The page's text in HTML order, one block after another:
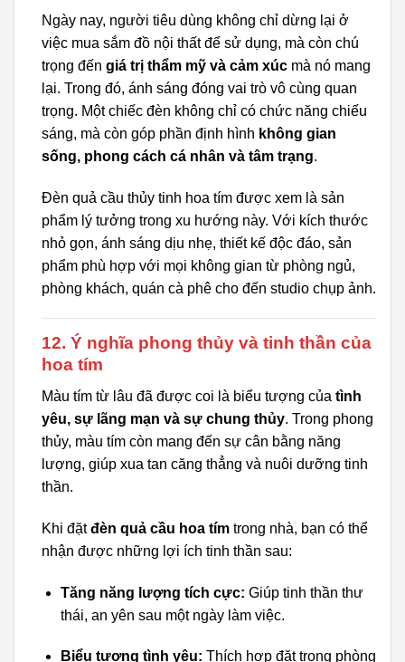
Ngày nay, người tiêu dùng không chỉ dừng lại ở
việc mua sắm đồ nội thất để sử dụng, mà còn chú
trọng đến giá trị thẩm mỹ và cảm xúc mà nó mang
lại. Trong đó, ánh sáng đóng vai trò vô cùng quan
trọng. Một chiếc đèn không chỉ có chức năng chiếu
sáng, mà còn góp phần định hình không gian
sống, phong cách cá nhân và tâm trạng.
Đèn quả cầu thủy tinh hoa tím được xem là sản
phẩm lý tưởng trong xu hướng này. Với kích thước
nhỏ gọn, ánh sáng dịu nhẹ, thiết kế độc đáo, sản
phẩm phù hợp với mọi không gian từ phòng ngủ,
phòng khách, quán cà phê cho đến studio chụp ảnh.
12. Ý nghĩa phong thủy và tinh thần của
hoa tím
Màu tím từ lâu đã được coi là biểu tượng của tình
yêu, sự lãng mạn và sự chung thủy. Trong phong
thủy, màu tím còn mang đến sự cân bằng năng
lượng, giúp xua tan căng thẳng và nuôi dưỡng tinh
thần.
Khi đặtđèn quả cầu hoa tím trong nhà, bạn có thể
nhận được những lợi ích tinh thần sau:
Tăng năng lượng tích cực: Giúp tinh thần thư
thái, an yên sau một ngày làm việc.
Biểu tượng tình yêu: Thích hợp đặt trong phòng